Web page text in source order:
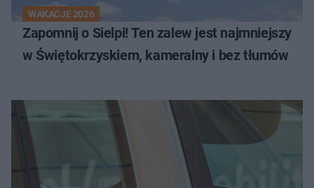
WAKACJE 2026
Zapomnij o Sielpi! Ten zalew jest najmniejszy
w Świętokrzyskiem, kameralny i bez tłumów